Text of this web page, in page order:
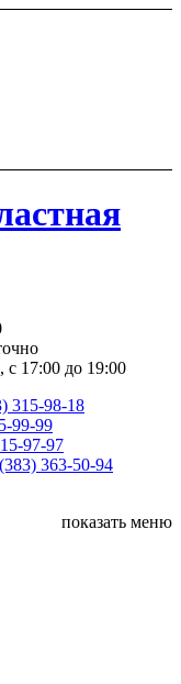
с 17:00 до 19:00
315-98-18
99-99
97-97
(383) 363-50-94
показать меню